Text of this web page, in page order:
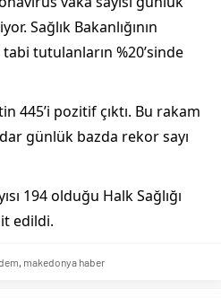
Sağlık Bakanlığının
tutulanların %20’sinde
445’i pozitif çıktı. Bu rakam
günlük bazda rekor sayı
194 olduğu Halk Sağlığı
edildi.
, makedonya haber